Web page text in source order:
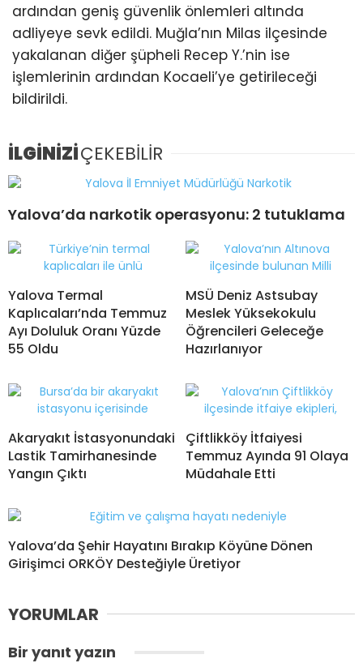
ardından geniş güvenlik önlemleri altında
adliyeye sevk edildi. Muğla’nın Milas ilçesinde
yakalanan diğer şüpheli Recep Y.’nin ise
işlemlerinin ardından Kocaeli’ye getirileceği
bildirildi.
İLGİNİZİÇEKEBİLİR
Yalova’da narkotik operasyonu: 2 tutuklama
Yalova Termal
Kaplıcaları’nda Temmuz
Ayı Doluluk Oranı Yüzde
55 Oldu
MSÜ Deniz Astsubay
Meslek Yüksekokulu
Öğrencileri Geleceğe
Hazırlanıyor
Akaryakıt İstasyonundaki
Lastik Tamirhanesinde
Yangın Çıktı
Çiftlikköy İtfaiyesi
Temmuz Ayında 91 Olaya
Müdahale Etti
Yalova’da Şehir Hayatını Bırakıp Köyüne Dönen
Girişimci ORKÖY Desteğiyle Üretiyor
YORUMLAR
Bir yanıt yazın